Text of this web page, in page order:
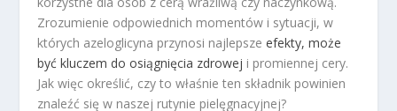
Zrozumienie odpowiednich momentów i sytuacji, w
których azeloglicyna przynosi najlepszeefekty, może
być kluczem do osiągnięcia zdrowej i promiennej cery.
Jak więc określić, czy to właśnie ten składnik powinien
znaleźć się w naszej rutynie pielęgnacyjnej?